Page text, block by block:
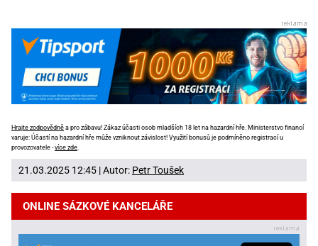
Hrajte zodpovědně a pro zábavu! Zákaz účasti osob mladších 18 let na hazardní hře. Ministerstvo financí
varuje: Účastí na hazardní hře může vzniknout závislost! Využití bonusů je podmíněno registrací u
provozovatele -více zde.
21.03.2025 12:45 | Autor: Petr Toušek
ONLINE SÁZKOVÉ KANCELÁŘE